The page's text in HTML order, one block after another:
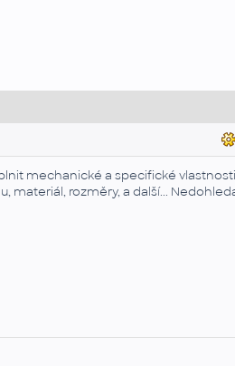
mechanické a specifické
materiál, rozměry, a další...